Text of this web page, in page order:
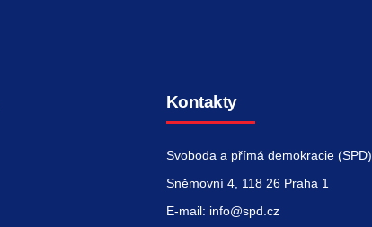
Kontakty
Svoboda a přímá demokracie (SPD)
Sněmovní 4, 118 26 Praha 1
E-mail: info@spd.cz